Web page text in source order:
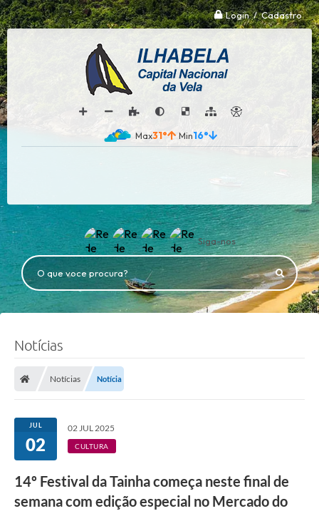
Login / Cadastro
31° 16°
Siga-nos
O que voce procura?
Notícias
Notícias Notícia
JUL
02
02 JUL 2025
CULTURA
14º Festival da Tainha começa neste final de
semana com edição especial no Mercado do